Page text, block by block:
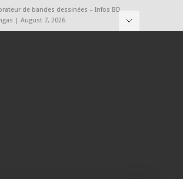
de bandes dessinées – Infos BD,
| August 7, 2026